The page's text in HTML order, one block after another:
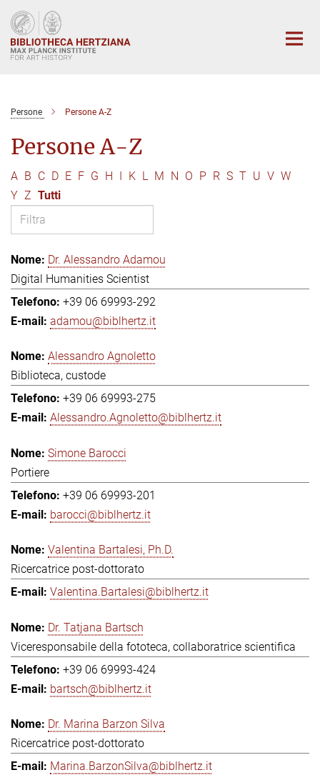
Main-
Content
Persone Persone A-Z
Persone A-Z
A B C D E F G H I K L M N O P R S T U V W
Y Z Tutti
Dr. Alessandro Adamou
Digital Humanities Scientist
+39 06 69993-292
adamou@biblhertz.it
Alessandro Agnoletto
Biblioteca, custode
+39 06 69993-275
Alessandro.Agnoletto@biblhertz.it
Simone Barocci
Portiere
+39 06 69993-201
barocci@biblhertz.it
Valentina Bartalesi, Ph.D.
Ricercatrice post-dottorato
Valentina.Bartalesi@biblhertz.it
Dr. Tatjana Bartsch
Viceresponsabile della fototeca, collaboratrice scientifica
+39 06 69993-424
bartsch@biblhertz.it
Dr. Marina Barzon Silva
Ricercatrice post-dottorato
Marina.BarzonSilva@biblhertz.it